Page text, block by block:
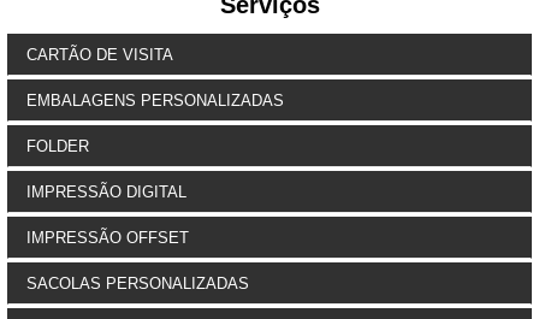
CARTÃO DE VISITA
EMBALAGENS PERSONALIZADAS
FOLDER
IMPRESSÃO DIGITAL
IMPRESSÃO OFFSET
SACOLAS PERSONALIZADAS